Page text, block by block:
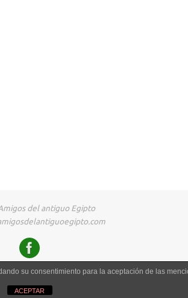
del antiguo Egipto
su consentimiento para la aceptación de las
ACEPTAR